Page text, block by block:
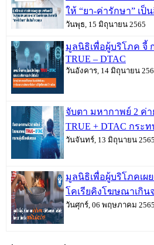
ให้ “ยา-ค่ารักษา” เป็
วันพุธ, 15 มิถุนายน 2565
มูลนิธิเพื่อผู้บริโภค จี้
TRUE – DTAC
วันอังคาร, 14 มิถุนายน
จับตา มหากาพย์ 2 ค่
TRUE + DTAC กระ
วันจันทร์, 13 มิถุนายน 2565
มูลนิธิเพื่อผู้บริโภคเผ
โคเรียคิงโฆษณาเกิน
วันศุกร์, 06 พฤษภาคม 2565